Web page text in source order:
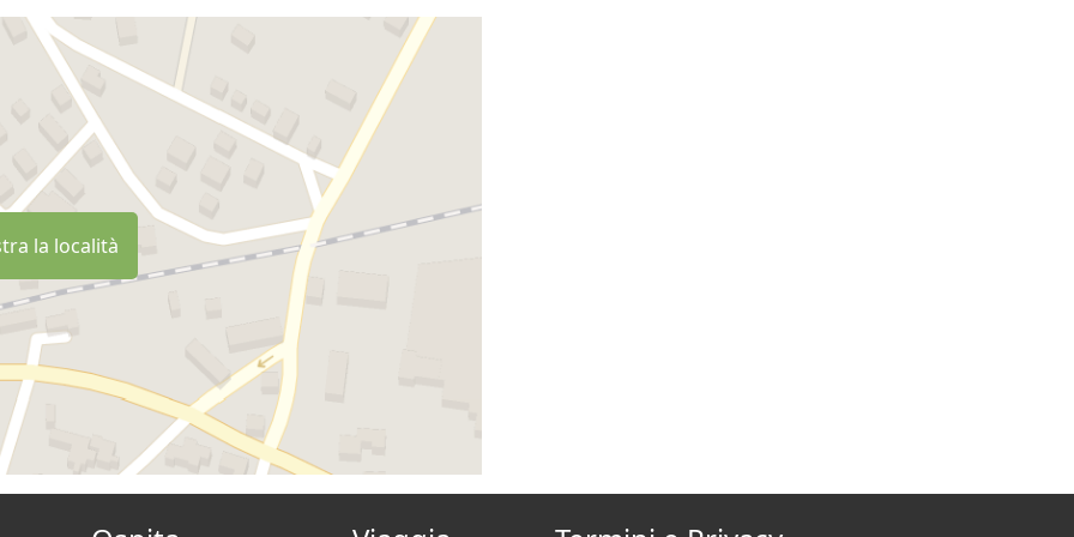
la località